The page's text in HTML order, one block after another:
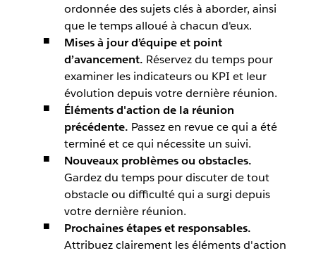
ordonnée des sujets clés à aborder, ainsi
que le temps alloué à chacun d'eux.
Mises à jour d’équipe et point
d’avancement. Réservez du temps pour
examiner les indicateurs ou KPI et leur
évolution depuis votre dernière réunion.
Éléments d'action de la réunion
précédente. Passez en revue ce qui a été
terminé et ce qui nécessite un suivi.
Nouveaux problèmes ou obstacles.
Gardez du temps pour discuter de tout
obstacle ou difficulté qui a surgi depuis
votre dernière réunion.
Prochaines étapes et responsables.
Attribuez clairement les éléments d'action